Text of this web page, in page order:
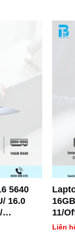
5640
16.0
11/
Liên